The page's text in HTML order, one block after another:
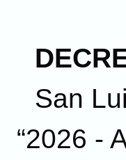
San
“2026 -